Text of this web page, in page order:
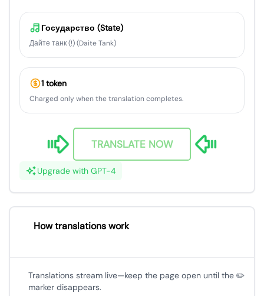
Государство (State)
Дайте танк (!) (Daite Tank)
1 token
Charged only when the translation completes.
TRANSLATE NOW
Upgrade with GPT-4
How translations work
Translations stream live—keep the page open until the ✏️
marker disappears.